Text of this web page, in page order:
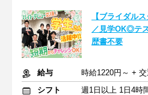
【ブライダル
／見学OK◎テ
歴書不要
給与
時給1220円～ +
シフト